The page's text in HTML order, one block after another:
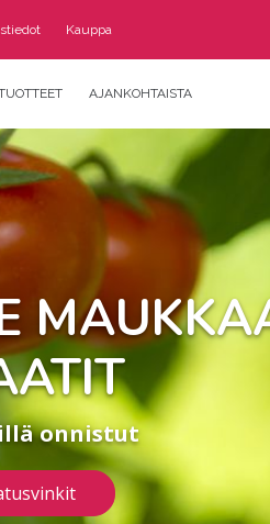
Kauppa
AJANKOHTAISTA
onnistut